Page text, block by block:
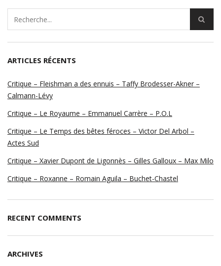
ARTICLES RÉCENTS
Critique – Fleishman a des ennuis – Taffy Brodesser-Akner –
Calmann-Lévy
Critique – Le Royaume – Emmanuel Carrère – P.O.L
Critique – Le Temps des bêtes féroces – Victor Del Arbol –
Actes Sud
Critique – Xavier Dupont de Ligonnès – Gilles Galloux – Max Milo
Critique – Roxanne – Romain Aguila – Buchet-Chastel
RECENT COMMENTS
ARCHIVES